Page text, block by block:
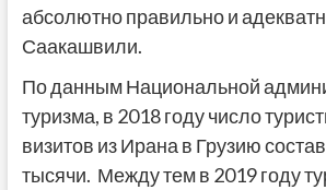
абсолютно правильно и
Саакашвили.
По данным Национальной
туризма, в 2018 году число
визитов из Ирана в Грузию
тысячи. Между тем в 2019 году